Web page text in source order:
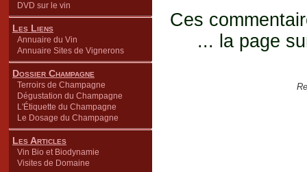
DVD sur le vin
Les Liens
Annuaire du Vin
Annuaire Sites de Vignerons
Dossier Champagne
Terroirs de Champagne
Dégustation du Champagne
L'Étiquette du Champagne
Le Dosage du Champagne
Les Articles
Vin Bio et Biodynamie
Visites de Domaine
Ces
... la page